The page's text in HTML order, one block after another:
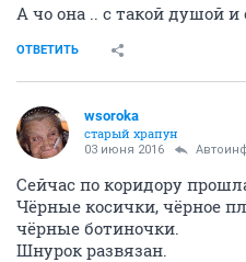
А чо она .. с такой душой и
ОТВЕТИТЬ
wsoroka
старый храпун
03 июня 2016
Сейчас по коридору
Чёрные косички, чёрное
чёрные ботиночки.
Шнурок развязан.